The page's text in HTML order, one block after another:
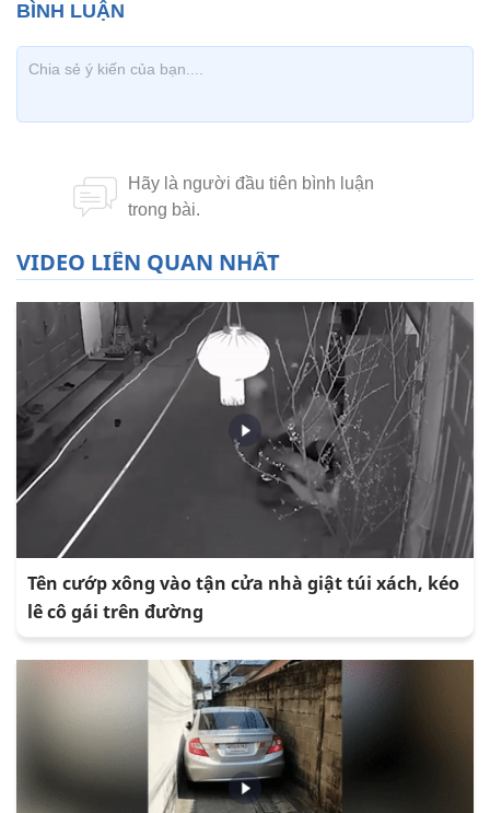
VIDEO LIÊN QUAN NHẤT
Tên cướp xông vào tận cửa nhà giật túi xách, kéo
lê cô gái trên đường